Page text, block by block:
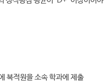
복적원을 소속 학과에 제출